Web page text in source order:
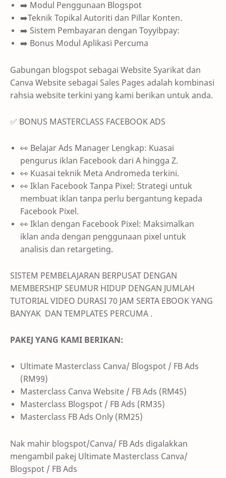
➡️ Modul Penggunaan Blogspot
➡️Teknik Topikal Autoriti dan Pillar Konten.
➡️ Sistem Pembayaran dengan Toyyibpay:
➡️ Bonus Modul Aplikasi Percuma
Gabungan blogspot sebagai Website Syarikat dan
Canva Website sebagai Sales Pages adalah kombinasi
rahsia website terkini yang kami berikan untuk anda.
✅ BONUS MASTERCLASS FACEBOOK ADS
👀 Belajar Ads Manager Lengkap: Kuasai
pengurus iklan Facebook dari A hingga Z.
👀 Kuasai teknik Meta Andromeda terkini.
👀 Iklan Facebook Tanpa Pixel: Strategi untuk
membuat iklan tanpa perlu bergantung kepada
Facebook Pixel.
👀 Iklan dengan Facebook Pixel: Maksimalkan
iklan anda dengan penggunaan pixel untuk
analisis dan retargeting.
SISTEM PEMBELAJARAN BERPUSAT DENGAN
MEMBERSHIP SEUMUR HIDUP DENGAN JUMLAH
TUTORIAL VIDEO DURASI 70 JAM SERTA EBOOK YANG
BANYAK DAN TEMPLATES PERCUMA .
PAKEJ YANG KAMI BERIKAN:
Ultimate Masterclass Canva/ Blogspot / FB Ads
(RM99)
Masterclass Canva Website / FB Ads (RM45)
Masterclass Blogspot / FB Ads (RM35)
Masterclass FB Ads Only (RM25)
Nak mahir blogspot/Canva/ FB Ads digalakkan
mengambil pakej Ultimate Masterclass Canva/
Blogspot / FB Ads